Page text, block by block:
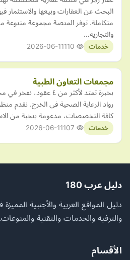
البحث عن العقارات وبيعها والاستثمار
متكاملة. توفر المنصة مجموعة متنوعة
والتجارية…
خدمات 2026-06-11
مجمعات التعاون الطبية
بخبرة تمتد لأكثر من ٤
رواد الرعاية الصحية في الخرج. نقدم
كافة التخصصات، مدعومة بنخبة من
خدمات 2026-06-11
دليل عرب 180
دليل المواقع العربية والأجنبية
والترفيه والخدمات والتقنية والمنوعات.
الأقسام